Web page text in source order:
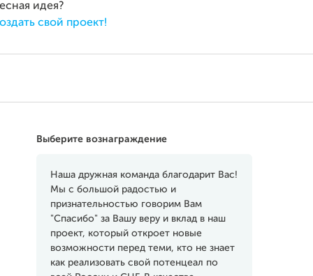
идея?
свой проект!
Выберите вознаграждение
Наша дружная команда благодарит Вас!
Мы с большой радостью и
признательностью говорим Вам
"Спасибо" за Вашу веру и вклад в наш
проект, который откроет новые
возможности перед теми, кто не знает
как реализовать свой потенцеал по